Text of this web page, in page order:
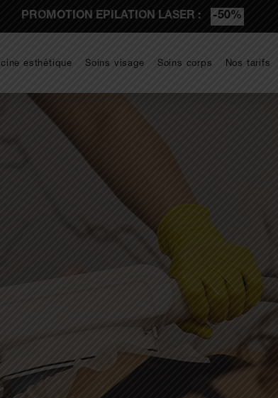
PROMOTION EPILATION LASER : -50%
esthétique Soins visage Soins corps Nos tarifs